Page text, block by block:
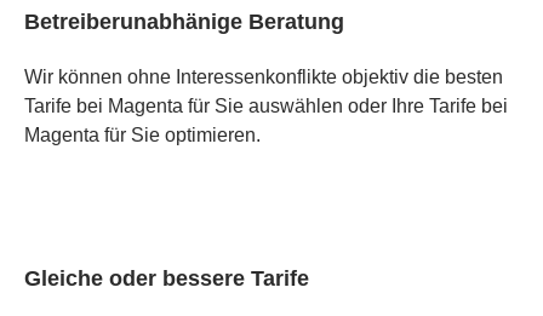
Betreiberunabhänige Beratung
Wir können ohne Interessenkonflikte objektiv die besten
Tarife bei Magenta für Sie auswählen oder Ihre Tarife bei
Magenta für Sie optimieren.
Gleiche oder bessere Tarife